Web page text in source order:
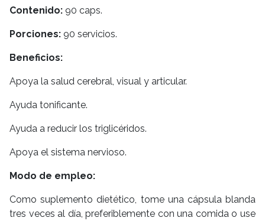
Contenido: 90 caps.
Porciones: 90 servicios.
Beneficios:
Apoya la salud cerebral, visual y articular.
Ayuda tonificante.
Ayuda a reducir los triglicéridos.
Apoya el sistema nervioso.
Modo de empleo:
Como suplemento dietético, tome una cápsula blanda
tres veces al día, preferiblemente con una comida o use